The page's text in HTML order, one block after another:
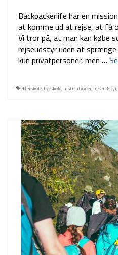
Backpackerlife har en
at komme ud at rejse, at få
Vi tror på, at man kan købe
rejseudstyr uden at
kun privatpersoner, men …
efterskole, højskole, institutioner, rejseudstyr,